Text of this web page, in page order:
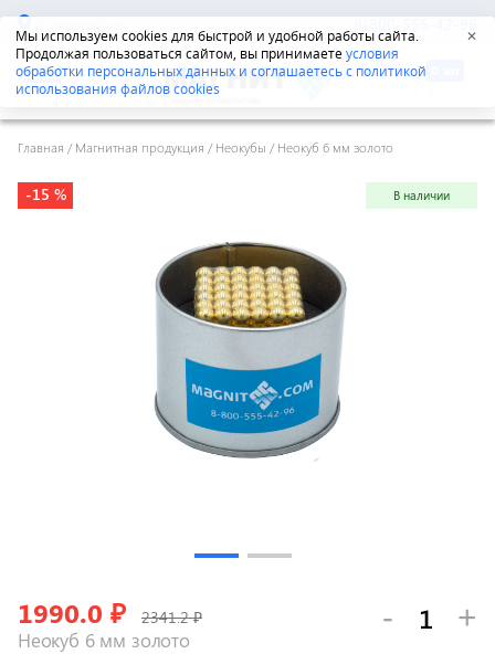
Мы используем cookies для быстрой и удобной работы сайта.
Продолжая пользоваться сайтом, вы принимаетеусловия
обработки персональных данных и соглашаетесь с политикой
использования файлов cookies
✕
Екатеринбург 8-800-555-42-96
Главная /Магнитная продукция /Неокубы /Неокуб 6 мм золото
-15 % В наличии
Неокуб 6 мм золото
1990.0 ₽ 2341.2 ₽ - +